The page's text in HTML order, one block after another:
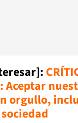
Aceptar
orgullo,